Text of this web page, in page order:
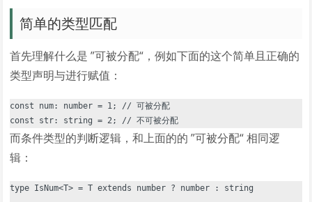
简单的类型匹配
首先理解什么是 ”可被分配“，例如下面的这个简单且正确的
类型声明与进行赋值：
const num: number = 1; // 可被分配
而条件类型的判断逻辑，和上面的的 ”可被分配“ 相同逻
辑：
type IsNum<T> = T extends number ? number : string